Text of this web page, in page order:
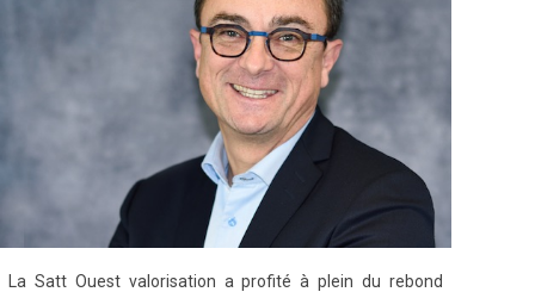
La Satt Ouest valorisation a profité à plein du rebond